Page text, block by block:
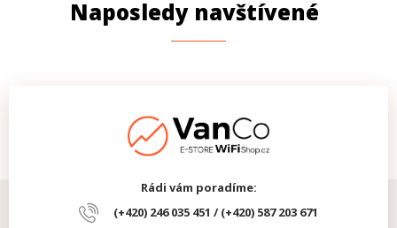
Naposledy navštívené
Rádi vám poradíme:
(+420) 246 035 451 / (+420) 587 203 671